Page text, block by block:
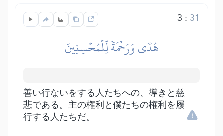
3 : 31
هُدٗى وَرَحۡمَةٗ لِّلۡمُحۡسِنِينَ
善い行ないをする人たちへの、導きと慈
悲である。主の権利と僕たちの権利を履
行する人たちだ。